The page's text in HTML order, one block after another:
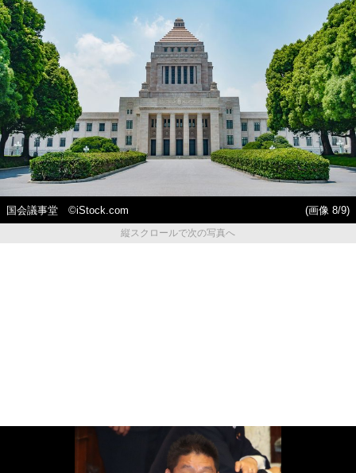
国会議事堂 ©iStock.com
(画像 8/9)
縦スクロールで次の写真へ